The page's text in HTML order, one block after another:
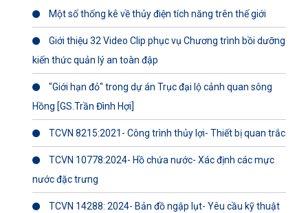
Một số thống kê về thủy điện tích năng trên thế giới
Giới thiệu 32 Video Clip phục vụ Chương trình bồi dưỡng
kiến thức quản lý an toàn đập
"Giới hạn đỏ" trong dự án Trục đại lộ cảnh quan sông
Hồng [GS.Trần Đình Hợi]
TCVN 8215:2021- Công trình thủy lợi- Thiết bị quan trắc
TCVN 10778:2024- Hồ chứa nước- Xác định các mực
nước đặc trưng
TCVN 14288: 2024- Bản đồ ngập lụt- Yêu cầu kỹ thuật